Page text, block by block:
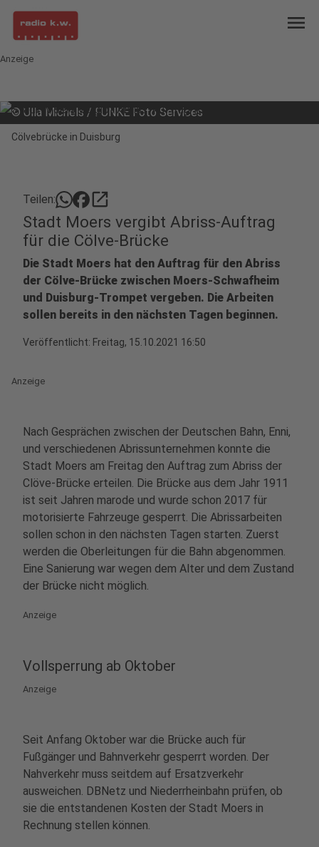
menu
Anzeige
© Ulla Michels / FUNKE Foto Services
Cölvebrücke in Duisburg
Teilen: open_in_new
Stadt Moers vergibt Abriss-Auftrag
für die Cölve-Brücke
Die Stadt Moers hat den Auftrag für den Abriss
der Cölve-Brücke zwischen Moers-Schwafheim
und Duisburg-Trompet vergeben. Die Arbeiten
sollen bereits in den nächsten Tagen beginnen.
Veröffentlicht: Freitag, 15.10.2021 16:50
Anzeige
Nach Gesprächen zwischen der Deutschen Bahn, Enni,
und verschiedenen Abrissunternehmen konnte die
Stadt Moers am Freitag den Auftrag zum Abriss der
Clöve-Brücke erteilen. Die Brücke aus dem Jahr 1911
ist seit Jahren marode und wurde schon 2017 für
motorisierte Fahrzeuge gesperrt. Die Abrissarbeiten
sollen schon in den nächsten Tagen starten. Zuerst
werden die Oberleitungen für die Bahn abgenommen.
Eine Sanierung war wegen dem Alter und dem Zustand
der Brücke nicht möglich.
Anzeige
Vollsperrung ab Oktober
Anzeige
Seit Anfang Oktober war die Brücke auch für
Fußgänger und Bahnverkehr gesperrt worden. Der
Nahverkehr muss seitdem auf Ersatzverkehr
ausweichen. DBNetz und Niederrheinbahn prüfen, ob
sie die entstandenen Kosten der Stadt Moers in
Rechnung stellen können.